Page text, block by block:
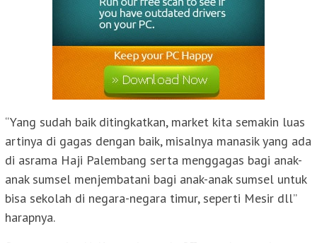
“Yang sudah baik ditingkatkan, market kita semakin luas
artinya di gagas dengan baik, misalnya manasik yang ada
di asrama Haji Palembang serta menggagas bagi anak-
anak sumsel menjembatani bagi anak-anak sumsel untuk
bisa sekolah di negara-negara timur, seperti Mesir dll”
harapnya.